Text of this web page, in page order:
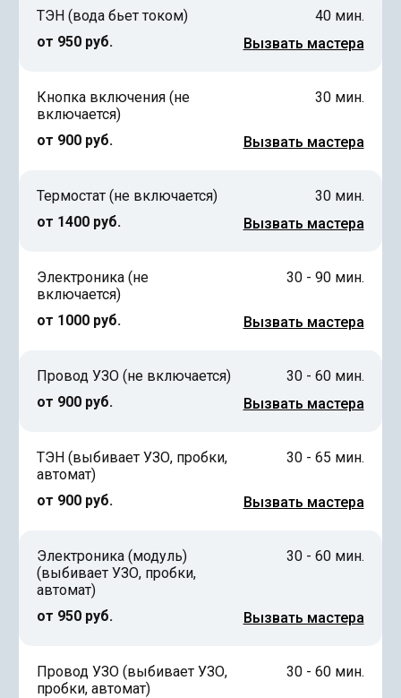
ТЭН (вода бьет током)
от 950 руб.
40 мин.
Вызвать мастера
Кнопка включения (не
включается)
от 900 руб.
30 мин.
Вызвать мастера
Термостат (не включается)
от 1400 руб.
30 мин.
Вызвать мастера
Электроника (не
включается)
от 1000 руб.
30 - 90 мин.
Вызвать мастера
Провод УЗО (не включается)
от 900 руб.
30 - 60 мин.
Вызвать мастера
ТЭН (выбивает УЗО, пробки,
автомат)
от 900 руб.
30 - 65 мин.
Вызвать мастера
Электроника (модуль)
(выбивает УЗО, пробки,
автомат)
от 950 руб.
30 - 60 мин.
Вызвать мастера
Провод УЗО (выбивает УЗО,
пробки, автомат)
30 - 60 мин.